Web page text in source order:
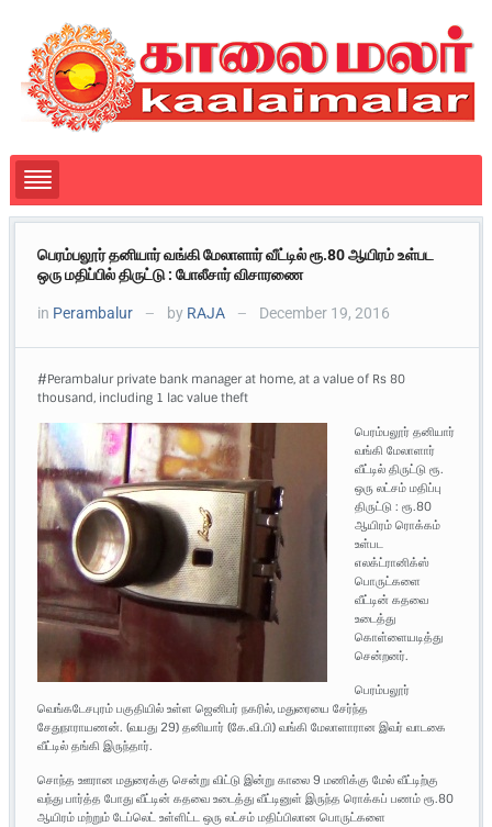
பெரம்பலூர் தனியார் வங்கி மேலாளார் வீட்டில் ரூ.80 ஆயிரம் உள்பட
ஒரு மதிப்பில் திருட்டு : போலீசார் விசாரணை
in Perambalur — by RAJA — December 19, 2016
#Perambalur private bank manager at home, at a value of Rs 80
thousand, including 1 lac value theft
பெரம்பலூர் தனியார்
வங்கி மேலாளார்
வீட்டில் திருட்டு ரூ.
ஒரு லட்சம் மதிப்பு
திருட்டு : ரூ.80
ஆயிரம் ரொக்கம்
உள்பட
எலக்ட்ரானிக்ஸ்
பொருட்களை
வீட்டின் கதவை
உடைத்து
கொள்ளையடித்து
சென்றனர்.
பெரம்பலூர்
வெங்கடேசபுரம் பகுதியில் உள்ள ஜெனிபர் நகரில், மதுரையை சேர்ந்த
சேதுநாராயணன். (வயது 29) தனியார் (கே.வி.பி) வங்கி மேலாளாரான இவர் வாடகை
வீட்டில் தங்கி இருந்தார்.
சொந்த ஊரான மதுரைக்கு சென்று விட்டு இன்று காலை 9 மணிக்கு மேல் வீட்டிற்கு
வந்து பார்த்த போது வீட்டின் கதவை உடைத்து வீட்டினுள் இருந்த ரொக்கப் பணம் ரூ.80
ஆயிரம் மற்றும் டேப்லெட் உள்ளிட்ட ஒரு லட்சம் மதிப்பிலான பொருட்களை